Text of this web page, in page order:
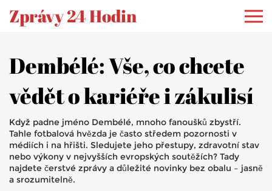
Zprávy 24 Hodin
Dembélé: Vše, co chcete
vědět o kariéře i zákulisí
Když padne jméno Dembélé, mnoho fanoušků zbystří.
Tahle fotbalová hvězda je často středem pozornosti v
médiích i na hřišti. Sledujete jeho přestupy, zdravotní stav
nebo výkony v nejvyšších evropských soutěžích? Tady
najdete čerstvé zprávy a důležité novinky bez obalu – jasně
a srozumitelně.